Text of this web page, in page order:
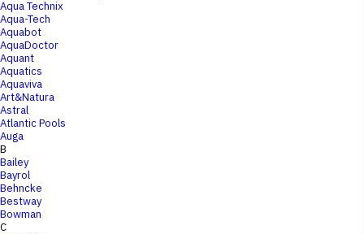
Aqua Technix
Aqua-Tech
Aquabot
AquaDoctor
Aquant
Aquatics
Aquaviva
Art&Natura
Astral
Atlantic Pools
Auga
B
Bailey
Bayrol
Behncke
Bestway
Bowman
C